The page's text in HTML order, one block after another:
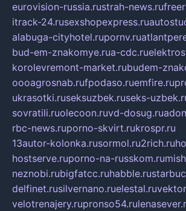
eurovision-russia.rustrah-news.ru
itrack-24.rusexshopexpress.ru
alabuga-cityhotel.rupornv.ru
bud-em-znakomye.rua-cdc.ru
korolevremont-market.rubudem-
oooagrosnab.rufpodaso.ruemfire.ru
ukrasotki.ruseksuzbek.ruseks-
sovratili.ruolecoon.ruvd-dosug.ru
rbc-news.ruporno-skvirt.rukrospr.ru
13autor-kolonka.rusormol.ru2rich.ru
hostserve.ruporno-na-russkom.ru
neznobi.rubigfatcc.ruhabble.ru
delfinet.rusilvernano.ruelestal.ru
velotrenajery.rupronso54.ru